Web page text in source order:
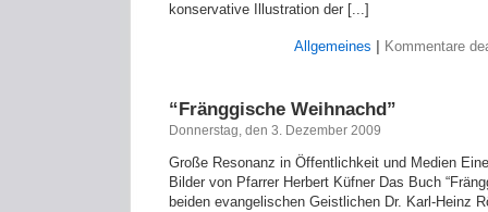
konservative Illustration der [...]
Allgemeines Kommentare
“Fränggische Weihnachd”
Donnerstag, den 3. Dezember 2009
Große Resonanz in Öffentlichkeit und Medien
Bilder von Pfarrer Herbert Küfner Das Buch
beiden evangelischen Geistlichen Dr. Karl-Heinz